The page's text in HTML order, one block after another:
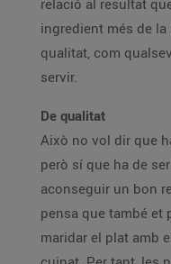
relació al resultat
ingredient més de la
qualitat, com
servir.
De qualitat
Això no vol dir que
però sí que ha de
aconseguir un bon
pensa que també et
maridar el plat amb